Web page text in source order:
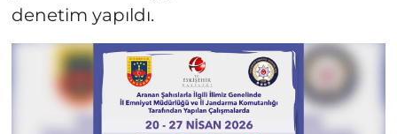
denetim yapıldı.